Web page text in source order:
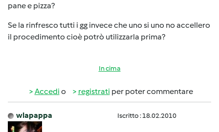
pane e pizza?
Se la rinfresco tutti i gg invece che uno si uno no accellero
il procedimento cioè potrò utilizzarla prima?
In cima
Accedi o registrati per poter commentare
wlapappa Iscritto : 18.02.2010